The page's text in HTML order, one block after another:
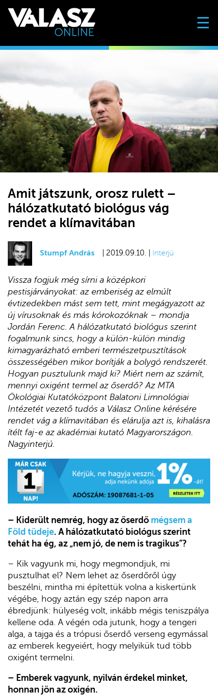
☰
Amit játszunk, orosz rulett –
hálózatkutató biológus vág
rendet a klímavitában
Stumpf András | 2019.09.10. | Interjú
Vissza fogjuk még sírni a középkori
pestisjárványokat: az emberiség az elmúlt
évtizedekben mást sem tett, mint megágyazott az
új vírusoknak és más kórokozóknak – mondja
Jordán Ferenc. A hálózatkutató biológus szerint
fogalmunk sincs, hogy a külön-külön mindig
kimagyarázható emberi természetpusztítások
összességében mikor borítják a bolygó rendszerét.
Hogyan pusztulunk majd ki? Miért nem az számít,
mennyi oxigént termel az őserdő? Az MTA
Ökológiai Kutatóközpont Balatoni Limnológiai
Intézetét vezető tudós a Válasz Online kérésére
rendet vág a klímavitában és elárulja azt is, kihalásra
ítélt faj-e az akadémiai kutató Magyarországon.
Nagyinterjú.
– Kiderült nemrég, hogy az őserdő mégsem a
Föld tüdeje. A hálózatkutató biológus szerint
tehát ha ég, az „nem jó, de nem is tragikus”?
– Kik vagyunk mi, hogy megmondjuk, mi
pusztulhat el? Nem lehet az őserdőről úgy
beszélni, mintha mi építettük volna a kiskertünk
végébe, hogy aztán egy szép napon arra
ébredjünk: hülyeség volt, inkább mégis teniszpálya
kellene oda. A végén oda jutunk, hogy a tengeri
alga, a tajga és a trópusi őserdő verseng egymással
az emberek kegyeiért, hogy melyikük tud több
oxigént termelni.
– Emberek vagyunk, nyilván érdekel minket,
honnan jön az oxigén.